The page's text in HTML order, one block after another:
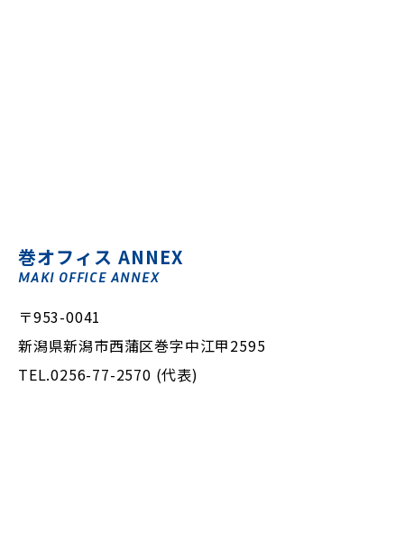
巻オフィス ANNEX
MAKI OFFICE ANNEX
〒953-0041
新潟県新潟市西蒲区巻字中江甲2595
TEL.0256-77-2570 (代表)